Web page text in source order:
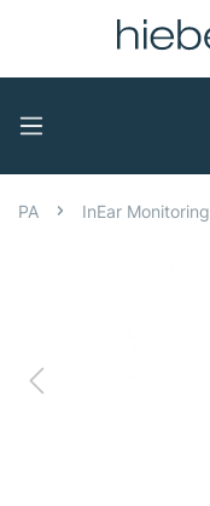
PA InEar Monitoring